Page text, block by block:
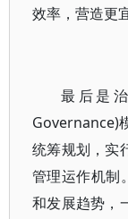
效率，营造更
最后是
Governance)
统筹规划，实
管理运作机制
和发展趋势，